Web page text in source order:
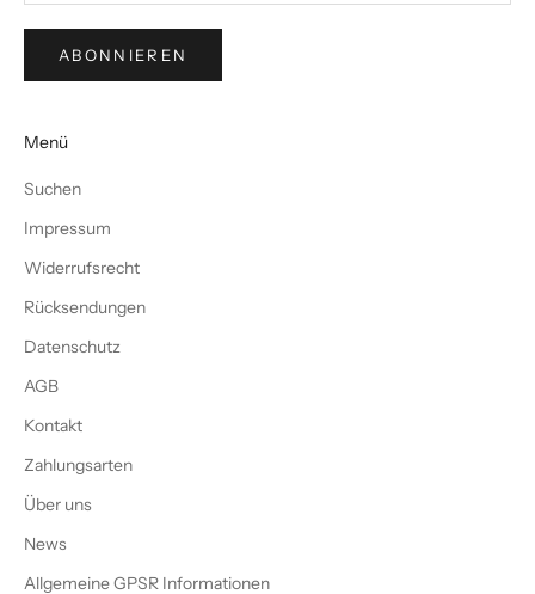
ABONNIEREN
Menü
Suchen
Impressum
Widerrufsrecht
Rücksendungen
Datenschutz
AGB
Kontakt
Zahlungsarten
Über uns
News
Allgemeine GPSR Informationen